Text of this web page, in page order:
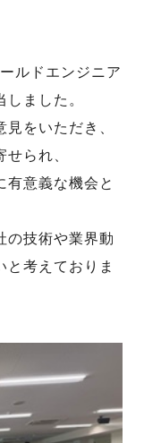
ルドエンジニア
ました。
をいただき、
られ、
有意義な機会と
の技術や業界動
と考えておりま